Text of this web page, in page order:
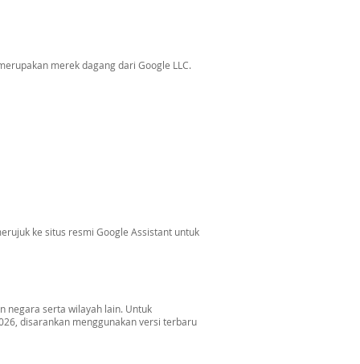
merek dagang dari Google LLC.
ke situs resmi Google Assistant untuk
negara serta wilayah lain. Untuk
disarankan menggunakan versi terbaru